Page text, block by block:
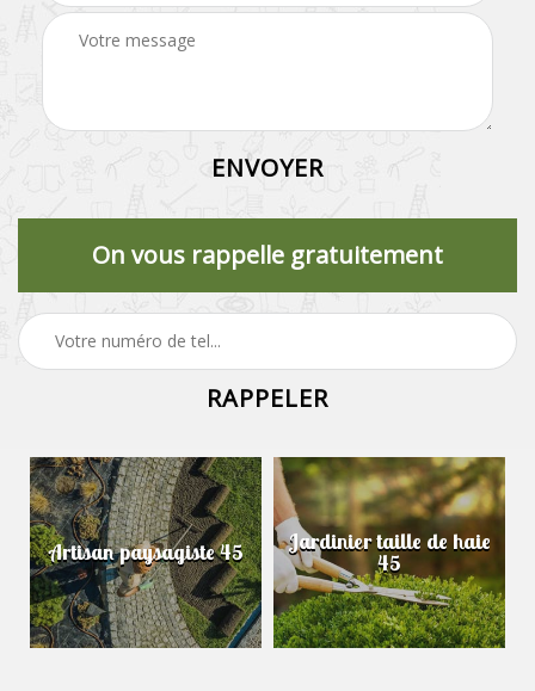
On vous rappelle gratuitement
Artisan paysagiste 45 Jardinier taille de haie
45